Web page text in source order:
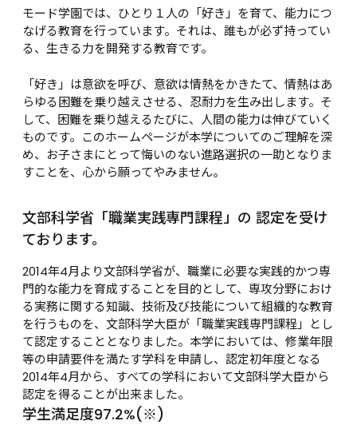
モード学園では、ひとり１人の「好き」を育て、能力につ
なげる教育を行っています。それは、誰もが必ず持ってい
る、生きる力を開発する教育です。
「好き」は意欲を呼び、意欲は情熱をかきたて、情熱はあ
らゆる困難を乗り越えさせる、忍耐力を生み出します。そ
して、困難を乗り越えるたびに、人間の能力は伸びていく
ものです。このホームページが本学についてのご理解を深
め、お子さまにとって悔いのない進路選択の一助となりま
すことを、心から願ってやみません。
文部科学省「職業実践専門課程」の 認定を受け
ております。
2014年4月より文部科学省が、職業に必要な実践的かつ専
門的な能力を育成することを目的として、専攻分野におけ
る実務に関する知識、技術及び技能について組織的な教育
を行うものを、文部科学大臣が「職業実践専門課程」とし
て認定することとなりました。本学においては、修業年限
等の申請要件を満たす学科を申請し、認定初年度となる
2014年4月から、すべての学科において文部科学大臣から
認定を得ることが出来ました。
学生満足度97.2%(※)